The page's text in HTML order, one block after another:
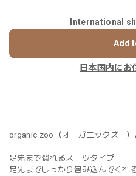
International
Add
日本国内にお
organic zoo（オーガニックズー）
足先まで隠れるスーツタイプ
足先までしっかり包み込んでくれ